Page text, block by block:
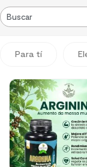
Para tí